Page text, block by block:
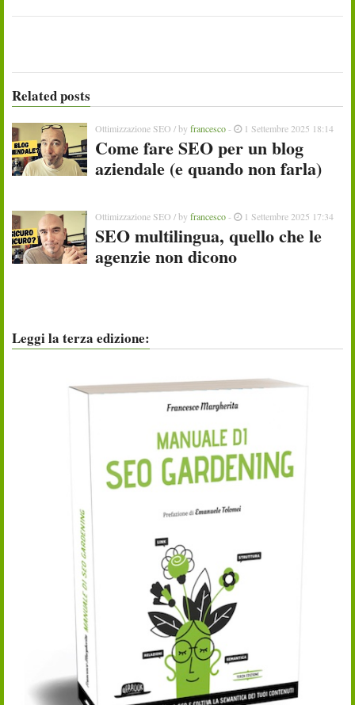
Related posts
Ottimizzazione SEO / by francesco- 1 Settembre 2025 18:14
Come fare SEO per un blog
aziendale (e quando non farla)
Ottimizzazione SEO / by francesco- 1 Settembre 2025 17:34
SEO multilingua, quello che le
agenzie non dicono
Leggi la terza edizione: